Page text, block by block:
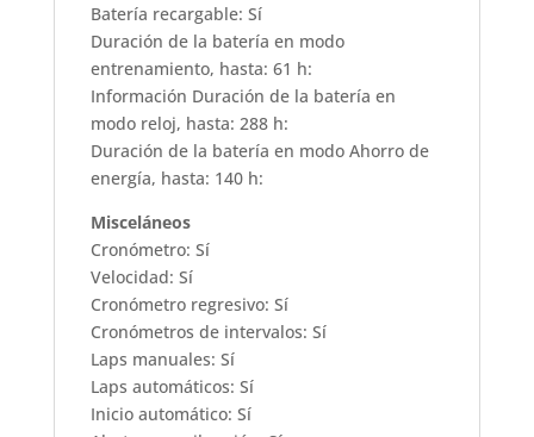
Batería recargable: Sí
Duración de la batería en modo
entrenamiento, hasta: 61 h:
Información Duración de la batería en
modo reloj, hasta: 288 h:
Duración de la batería en modo Ahorro de
energía, hasta: 140 h:
Misceláneos
Cronómetro: Sí
Velocidad: Sí
Cronómetro regresivo: Sí
Cronómetros de intervalos: Sí
Laps manuales: Sí
Laps automáticos: Sí
Inicio automático: Sí